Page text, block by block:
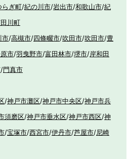
らぎ町/紀の川市/岩出市/和歌山市/紀
川町
市/高槻市/四條畷市/吹田市/吹田市/豊
市/羽曳野市/富田林市/堺市/岸和田
/門真市
/神戸市灘区/神戸市中央区/神戸市兵
須磨区/神戸市垂水区/神戸市西区/神
/宝塚市/西宮市/伊丹市/芦屋市/尼崎